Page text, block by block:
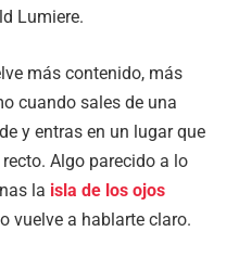
Lumiere.
más contenido, más
cuando sales de una
y entras en un lugar que
Algo parecido a lo
la isla de los ojos
vuelve a hablarte claro.